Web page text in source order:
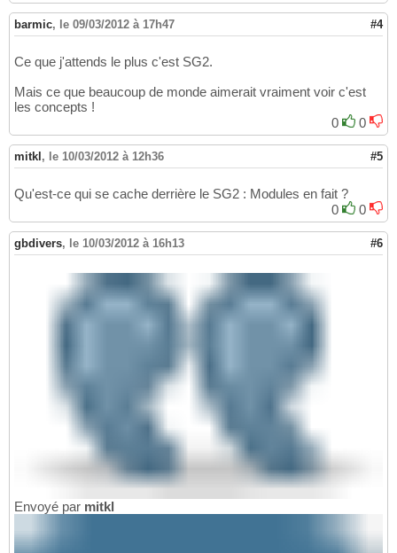
barmic, le 09/03/2012 à 17h47 #4
Ce que j'attends le plus c'est SG2.
Mais ce que beaucoup de monde aimerait vraiment voir c'est
les concepts !
0
0
mitkl , le 10/03/2012 à 12h36 #5
Qu'est-ce qui se cache derrière le SG2 : Modules en fait ?
0
0
gbdivers, le 10/03/2012 à 16h13 #6
Envoyé par mitkl